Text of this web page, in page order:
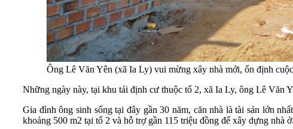
Ông Lê Văn Yên (xã Ia Ly) vui mừng xây nhà mới, ổn định
Những ngày này, tại khu tái định cư thuộc tổ 2, xã Ia Ly, ông Lê Văn
Gia đình ông sinh sống tại đây gần 30 năm, căn nhà là tài sản lớn
khoảng 500 m2 tại tổ 2 và hỗ trợ gần 115 triệu đồng để xây dựng nhà ở.